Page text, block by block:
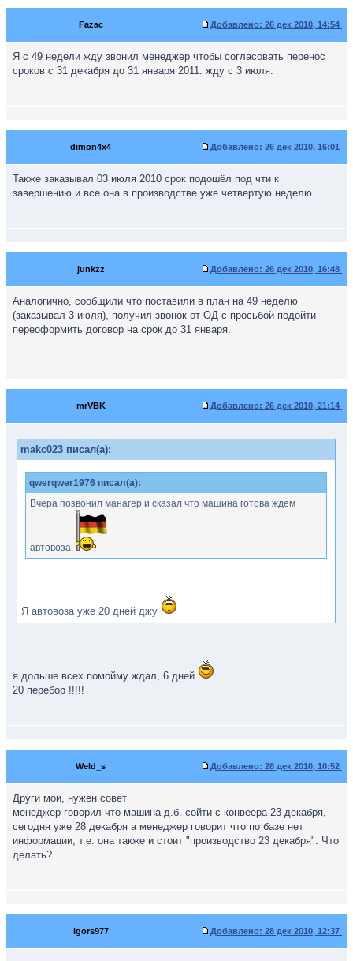
Fazac Добавлено: 26 дек 2010, 14:54
Я с 49 недели жду звонил менеджер чтобы согласовать перенос
сроков с 31 декабря до 31 января 2011. жду с 3 июля.
dimon4x4 Добавлено: 26 дек 2010, 16:01
Также заказывал 03 июля 2010 срок подошёл под чти к
завершению и все она в производстве уже четвертую неделю.
junkzz Добавлено: 26 дек 2010, 16:48
Аналогично, сообщили что поставили в план на 49 неделю
(заказывал 3 июля), получил звонок от ОД с просьбой подойти
переоформить договор на срок до 31 января.
mrVBK Добавлено: 26 дек 2010, 21:14
makc023 писал(а):
qwerqwer1976 писал(а):
Вчера позвонил манагер и сказал что машина готова ждем
автовоза.
Я автовоза уже 20 дней джу
я дольше всех помойму ждал, 6 дней
20 перебор !!!!!
Weld_s Добавлено: 28 дек 2010, 10:52
Други мои, нужен совет
менеджер говорил что машина д.б. сойти с конвеера 23 декабря,
сегодня уже 28 декабря а менеджер говорит что по базе нет
информации, т.е. она также и стоит "производство 23 декабря". Что
делать?
igors977 Добавлено: 28 дек 2010, 12:37